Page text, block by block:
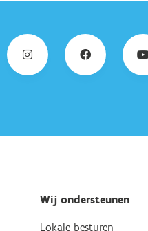
Wij ondersteunen
Lokale besturen